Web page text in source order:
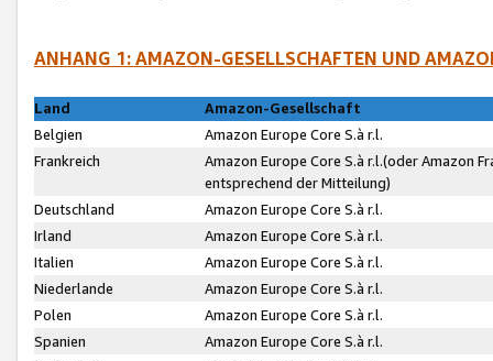
ANHANG 1: AMAZON-GESELLSCHAFTEN UND
Land
Amazon-Gesellschaft
Belgien
Amazon Europe Core S.à r.l.
Frankreich
Amazon Europe Core S.à r.l.(oder Amazon
entsprechend der Mitteilung)
Deutschland
Amazon Europe Core S.à r.l.
Irland
Amazon Europe Core S.à r.l.
Italien
Amazon Europe Core S.à r.l.
Niederlande
Amazon Europe Core S.à r.l.
Polen
Amazon Europe Core S.à r.l.
Spanien
Amazon Europe Core S.à r.l.